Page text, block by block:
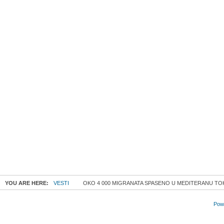
YOU ARE HERE: VESTI OKO 4 000 MIGRANATA SPASENO U MEDITERANU